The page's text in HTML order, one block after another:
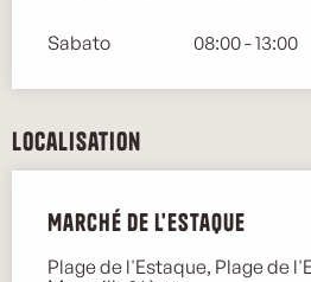
Sabato 08:00 - 13:00
Localisation
Marché de l'Estaque
Plage de l'Estaque, Plage de